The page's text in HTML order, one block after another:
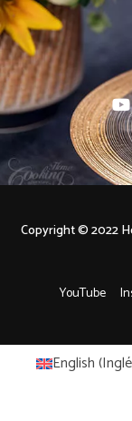
YouTube
Copyright © 2022
English(